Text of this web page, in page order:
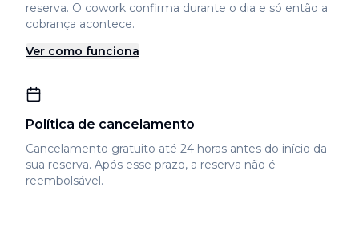
reserva. O cowork confirma durante o dia e só então a
cobrança acontece.
Ver como funciona
Política de cancelamento
Cancelamento gratuito até 24 horas antes do início da
sua reserva. Após esse prazo, a reserva não é
reembolsável.